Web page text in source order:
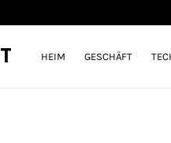
HEIM GESCHÄFT